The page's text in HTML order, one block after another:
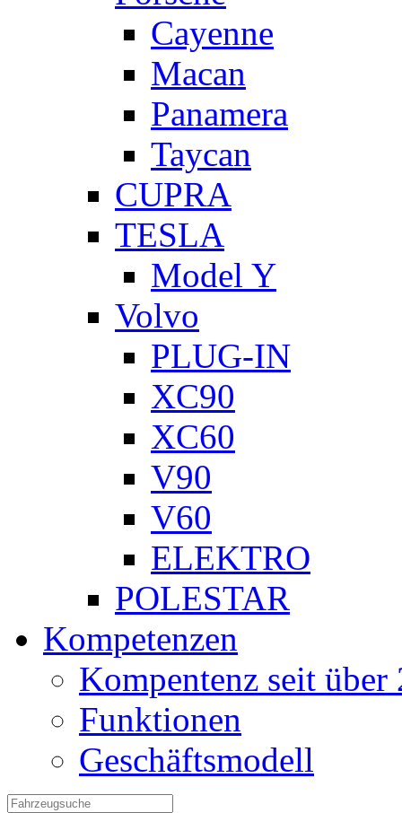
Cayenne
Macan
Panamera
Taycan
CUPRA
TESLA
Model Y
Volvo
PLUG-IN
XC90
XC60
V90
V60
ELEKTRO
POLESTAR
Kompetenzen
Kompentenz seit über
Funktionen
Geschäftsmodell